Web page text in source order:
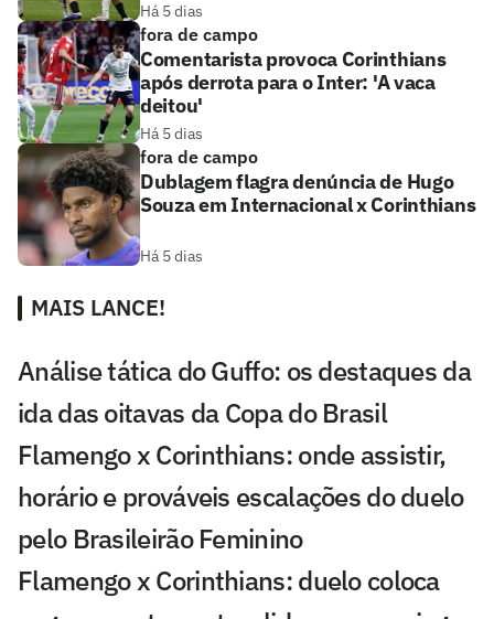
Há 5 dias
fora de campo
Comentarista provoca Corinthians
após derrota para o Inter: 'A vaca
deitou'
Há 5 dias
fora de campo
Dublagem flagra denúncia de Hugo
Souza em Internacional x Corinthians
Há 5 dias
MAIS LANCE!
Análise tática do Guffo: os destaques da
ida das oitavas da Copa do Brasil
Flamengo x Corinthians: onde assistir,
horário e prováveis escalações do duelo
pelo Brasileirão Feminino
Flamengo x Corinthians: duelo coloca